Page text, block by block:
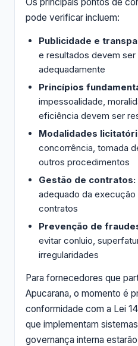
pode verificar incluem:
Publicidade e
e resultados devem ser
adequadamente
Princípios
impessoalidade,
eficiência devem ser
Modalidades
concorrência, tomada
outros procedimentos
Gestão de contratos:
adequado da
contratos
Prevenção de
evitar conluio,
irregularidades
Para fornecedores que
Apucarana, o momento é
conformidade com a Lei
que implementam
governança interna